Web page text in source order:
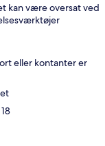
kan være oversat ved
eller kontanter er